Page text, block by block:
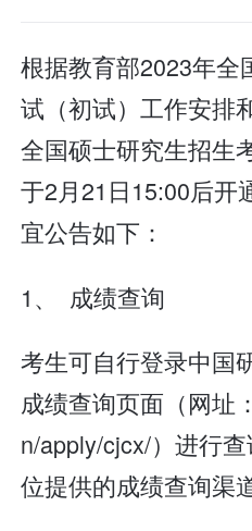
根据教育部2023年全
试（初试）工作安排
全国硕士研究生招生
于2月21日15:00后开
宜公告如下：
1、 成绩查询
考生可自行登录中国
成绩查询页面（网址
n/apply/cjcx/）进行
位提供的成绩查询渠